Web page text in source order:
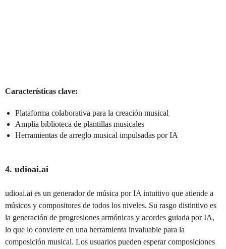
Características clave:
Plataforma colaborativa para la creación musical
Amplia biblioteca de plantillas musicales
Herramientas de arreglo musical impulsadas por IA
4. udioai.ai
udioai.ai es un generador de música por IA intuitivo que atiende a
músicos y compositores de todos los niveles. Su rasgo distintivo es
la generación de progresiones armónicas y acordes guiada por IA,
lo que lo convierte en una herramienta invaluable para la
composición musical. Los usuarios pueden esperar composiciones